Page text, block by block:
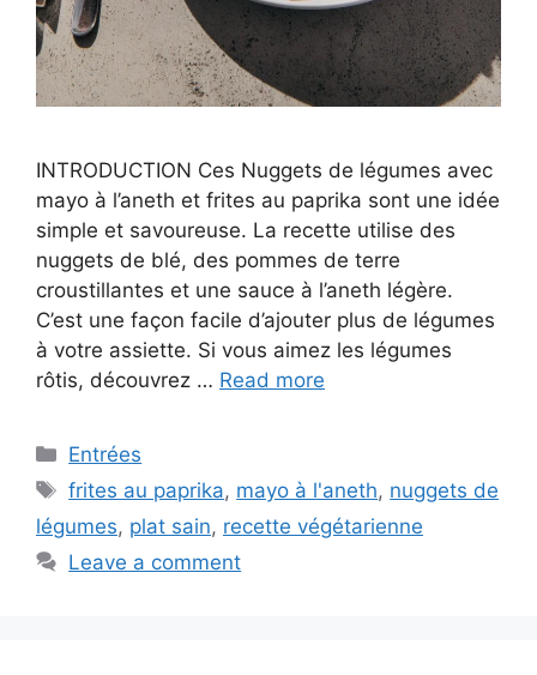
INTRODUCTION Ces Nuggets de légumes avec
mayo à l’aneth et frites au paprika sont une idée
simple et savoureuse. La recette utilise des
nuggets de blé, des pommes de terre
croustillantes et une sauce à l’aneth légère.
C’est une façon facile d’ajouter plus de légumes
à votre assiette. Si vous aimez les légumes
rôtis, découvrez … Read more
Categories
Entrées
Tags
frites au paprika, mayo à l'aneth, nuggets de
légumes, plat sain, recette végétarienne
Leave a comment